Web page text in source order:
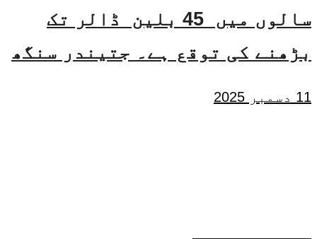
سالوں میں 45 بلین ڈالر تک
بڑھنے کی توقع ہے۔ جتیندر سنگھ
11 دسمبر 2025